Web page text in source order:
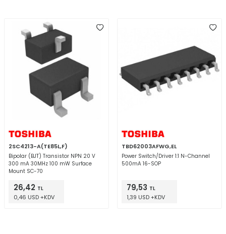
2SC4213-A(TE85L,F)
Bipolar (BJT) Transistor NPN 20 V
300 mA 30MHz 100 mW Surface
Mount SC-70
26,42 TL
0,46 USD +KDV
TBD62003AFWG,EL
Power Switch/Driver 1:1 N-Channel
500mA 16-SOP
79,53 TL
1,39 USD +KDV